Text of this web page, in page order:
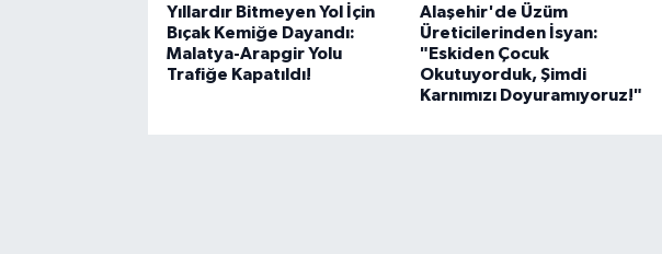
Yıllardır Bitmeyen Yol İçin
Bıçak Kemiğe Dayandı:
Malatya-Arapgir Yolu
Trafiğe Kapatıldı!
Alaşehir'de Üzüm
Üreticilerinden İsyan:
"Eskiden Çocuk
Okutuyorduk, Şimdi
Karnımızı Doyuramıyoruz!"